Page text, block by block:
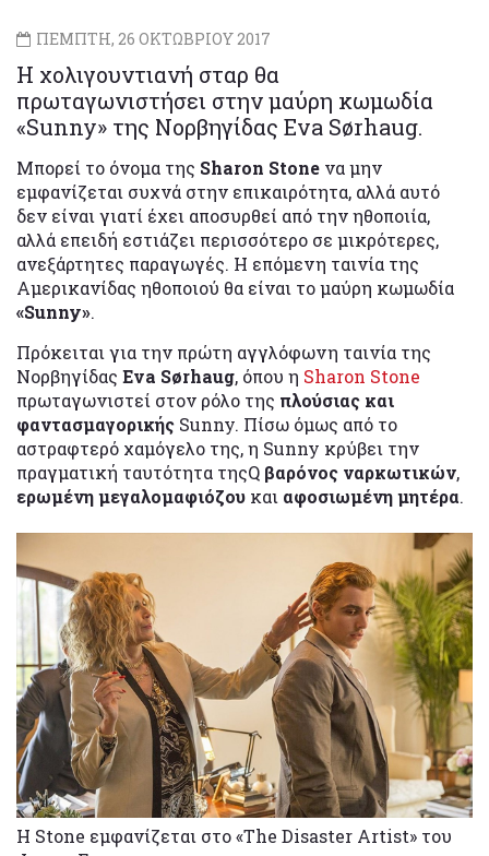
ΠΕΜΠΤΗ, 26 ΟΚΤΩΒΡΙΟΥ 2017
Η χολιγουντιανή σταρ θα
πρωταγωνιστήσει στην μαύρη κωμωδία
«Sunny» της Νορβηγίδας Eva Sørhaug.
Μπορεί το όνομα της Sharon Stone να μην
εμφανίζεται συχνά στην επικαιρότητα, αλλά αυτό
δεν είναι γιατί έχει αποσυρθεί από την ηθοποιία,
αλλά επειδή εστιάζει περισσότερο σε μικρότερες,
ανεξάρτητες παραγωγές. Η επόμενη ταινία της
Αμερικανίδας ηθοποιού θα είναι το μαύρη κωμωδία
«Sunny».
Πρόκειται για την πρώτη αγγλόφωνη ταινία της
Νορβηγίδας Eva Sørhaug, όπου η Sharon Stone
πρωταγωνιστεί στον ρόλο της πλούσιας και
φαντασμαγορικής Sunny. Πίσω όμως από το
αστραφτερό χαμόγελο της, η Sunny κρύβει την
πραγματική ταυτότητα τηςQ βαρόνος ναρκωτικών,
ερωμένη μεγαλομαφιόζου και αφοσιωμένη μητέρα.
Η Stone εμφανίζεται στο «The Disaster Artist» του